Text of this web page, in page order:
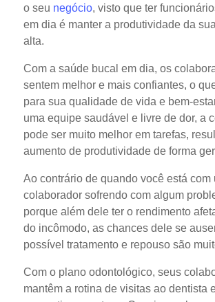
o seu negócio, visto que ter
em dia é manter a produtividade da
alta.
Com a saúde bucal em dia, os
sentem melhor e mais confiantes, o
para sua qualidade de vida e bem-
uma equipe saudável e livre de dor, a
pode ser muito melhor em tarefas,
aumento de produtividade de forma
Ao contrário de quando você está com
colaborador sofrendo com algum
porque além dele ter o rendimento
do incômodo, as chances dele se
possível tratamento e repouso são
Com o plano odontológico, seus
mantêm a rotina de visitas ao dentista